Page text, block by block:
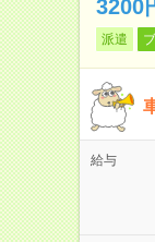
3200
派遣
給与